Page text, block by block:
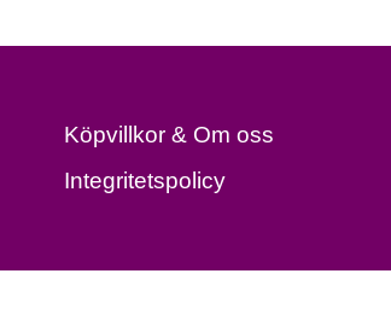
Köpvillkor & Om oss
Integritetspolicy